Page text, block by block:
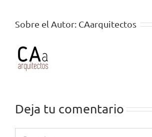
Sobre el Autor: CAarquitectos
Deja tu comentario